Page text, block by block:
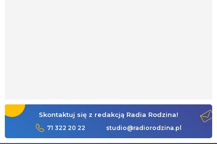
Skontaktuj się z redakcją Radia Rodzina!
71 322 20 22 studio@radiorodzina.pl